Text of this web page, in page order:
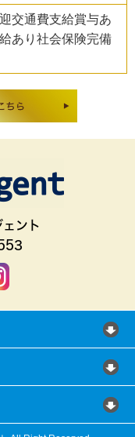
交通費支給賞与あ
あり社会保険完備
ント